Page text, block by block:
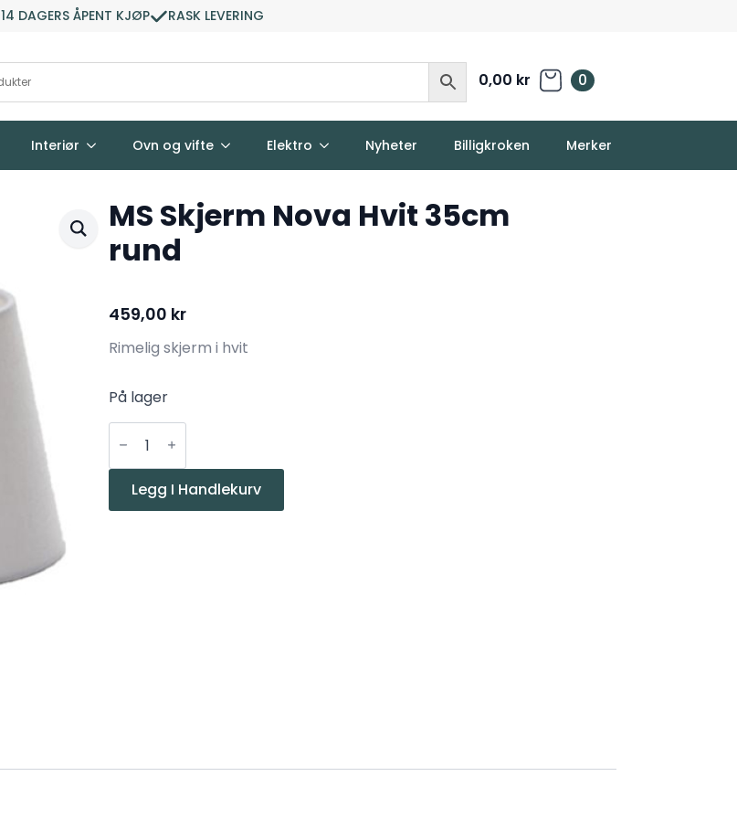
14 DAGERS ÅPENT KJØP RASK LEVERING
0,00 kr 0
Interiør Ovn og vifte Elektro Nyheter Billigkroken Merker
MS Skjerm Nova Hvit 35cm
rund
459,00 kr
Rimelig skjerm i hvit
På lager
MS
Skjerm
Hvit
35cm
rund
antall
Legg I Handlekurv